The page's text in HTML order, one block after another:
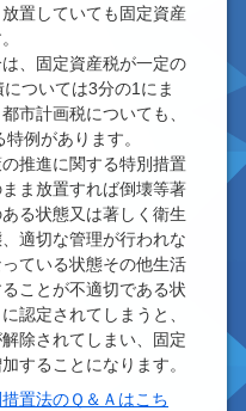
置していても固定資産
、固定資産税が一定の
ついては3分の1にま
市計画税についても、
例があります。
推進に関する特別措置
ま放置すれば倒壊等著
る状態又は著しく衛生
適切な管理が行われな
ている状態その他生活
ことが不適切である状
認定されてしまうと、
除されてしまい、固定
することになります。
置法のＱ＆Ａはこち